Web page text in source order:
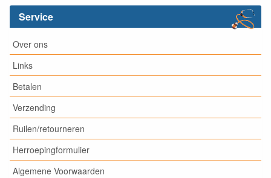
Service
Over ons
Links
Betalen
Verzending
Ruilen/retourneren
Herroepingformulier
Algemene Voorwaarden